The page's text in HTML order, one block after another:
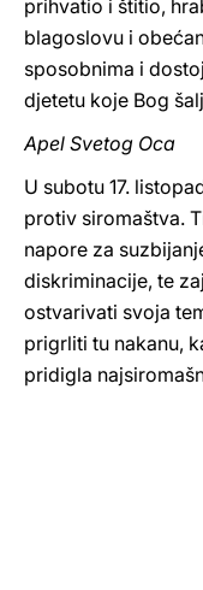
prihvatio i štitio,
blagoslovu i
sposobnima i
djetetu koje Bog
Apel Svetog Oca
U subotu 17.
protiv siromaštva.
napore za
diskriminacije, te
ostvarivati svoja
prigrliti tu nakanu,
pridigla